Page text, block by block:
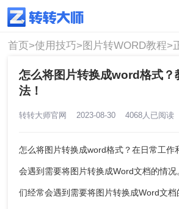
使用技巧
首页>使用技巧>图片转WORD教程>
怎么将图片转换成word格式？
法！
转转大师官网 2023-08-30 4068人已阅读
怎么将图片转换成word格式 ？在日常工作
会遇到需要将图片转换成Word文档的情
们经常会遇到需要将图片转换成Word文